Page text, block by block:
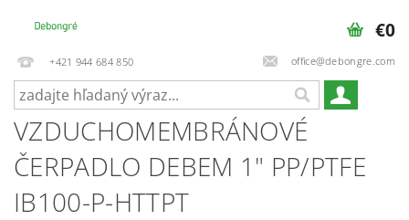
+421 944 684 850 office@debongre.com
€0
VZDUCHOMEMBRÁNOVÉ
ČERPADLO DEBEM 1" PP/PTFE
IB100-P-HTTPT